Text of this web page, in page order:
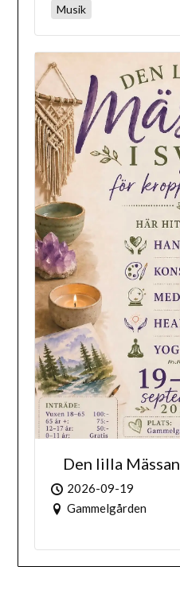
Musik
Den lilla Mässan
2026-09-19
Gammelgården